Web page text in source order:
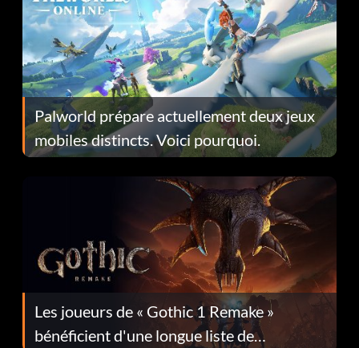
Palworld prépare actuellement deux jeux
mobiles distincts. Voici pourquoi.
Les joueurs de « Gothic 1 Remake »
bénéficient d'une longue liste de